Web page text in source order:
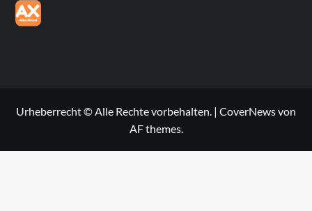
Urheberrecht © Alle Rechte vorbehalten. | CoverNewsvon
AF themes.